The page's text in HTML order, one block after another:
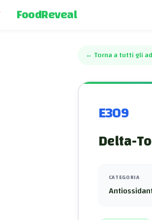
FoodReveal
← Torna a tutti gli
E309
Delta-
CATEGORIA